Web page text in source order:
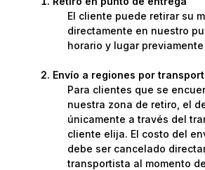
El cliente puede retirar su
directamente en nuestro
horario y lugar
Envío a regiones por
Para clientes que se
nuestra zona de retiro, el
únicamente a través del
cliente elija. El costo del
debe ser cancelado
transportista al momento